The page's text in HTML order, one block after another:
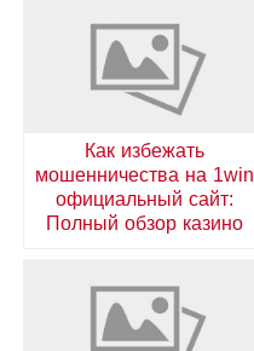
Как избежать
мошенничества на 1win
официальный сайт:
Полный обзор казино